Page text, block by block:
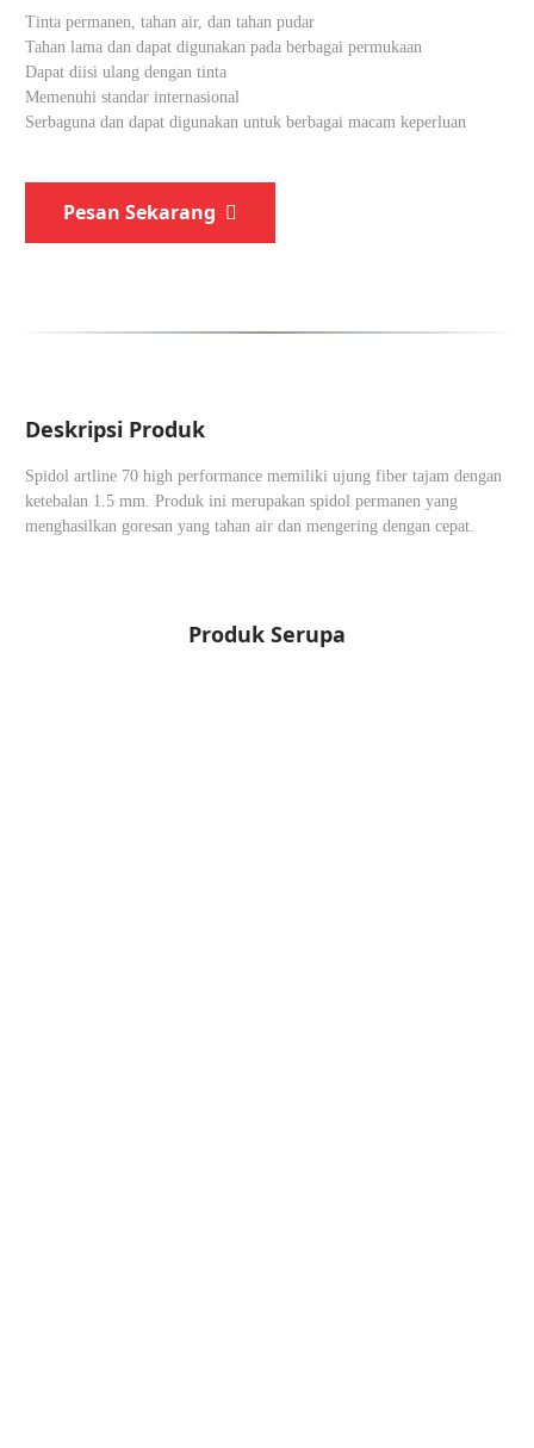
Tinta permanen, tahan air, dan tahan pudar
Tahan lama dan dapat digunakan pada berbagai permukaan
Dapat diisi ulang dengan tinta
Memenuhi standar internasional
Serbaguna dan dapat digunakan untuk berbagai macam keperluan
Pesan Sekarang
Deskripsi Produk
Spidol artline 70 high performance memiliki ujung fiber tajam dengan
ketebalan 1.5 mm. Produk ini merupakan spidol permanen yang
menghasilkan goresan yang tahan air dan mengering dengan cepat.
Produk Serupa